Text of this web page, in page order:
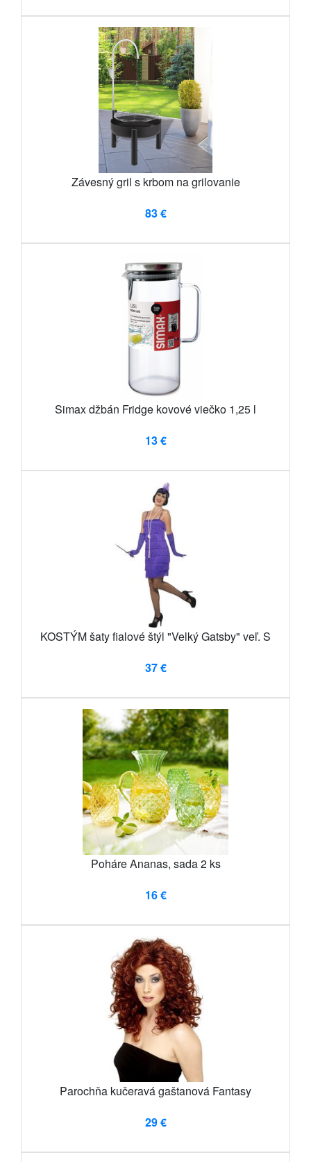
Závesný gril s krbom na grilovanie
83 €
Simax džbán Fridge kovové viečko 1,25 l
13 €
KOSTÝM šaty fialové štýl "Velký Gatsby" veľ. S
37 €
Poháre Ananas, sada 2 ks
16 €
Parochňa kučeravá gaštanová Fantasy
29 €